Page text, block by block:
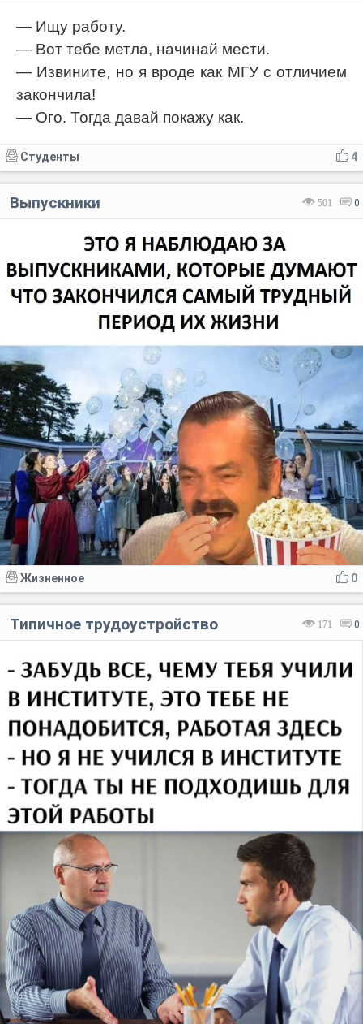
— Ищу работу.
— Вот тебе метла, начинай мести.
— Извините, но я вроде как МГУ с отличием
закончила!
— Ого. Тогда давай покажу как.
4
Студенты
501 0
Выпускники
0
Жизненное
171 0
Типичное трудоустройство